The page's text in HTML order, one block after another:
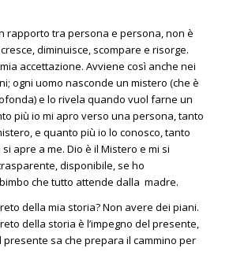
rapporto tra persona e persona, non è
diminuisce, scompare e risorge.
accettazione. Avviene così anche nei
ogni uomo nasconde un mistero (che è
e lo rivela quando vuol farne un
più io mi apro verso una persona, tanto
e quanto più io lo conosco, tanto
apre a me. Dio è il Mistero e mi si
disponibile, se ho
che tutto attende dalla madre.
della mia storia? Non avere dei piani.
della storia è l’impegno del presente,
sa che prepara il cammino per